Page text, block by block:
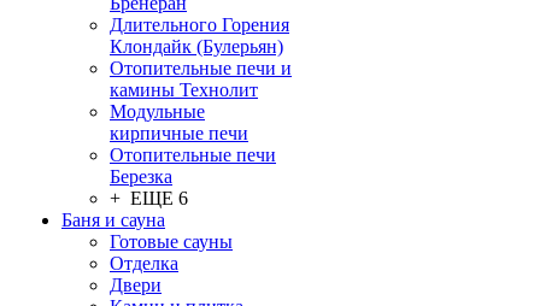
Длительного Горения
Клондайк (Булерьян)
Отопительные печи и
камины Технолит
Модульные
кирпичные печи
Отопительные печи
Березка
+ ЕЩЕ 6
Баня и сауна
Готовые сауны
Отделка
Двери